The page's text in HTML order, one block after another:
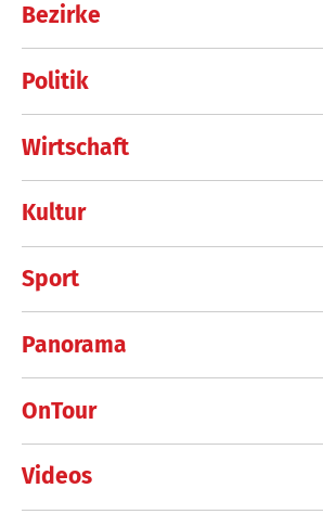
Bezirke
Politik
Wirtschaft
Kultur
Sport
Panorama
OnTour
Videos